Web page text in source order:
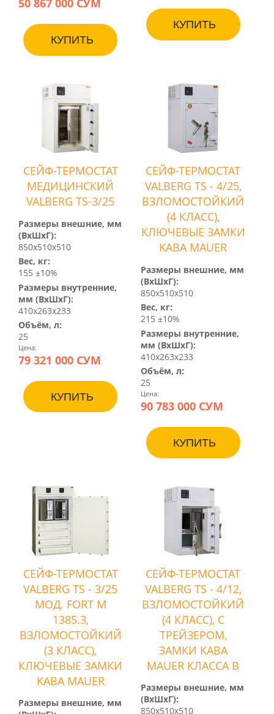
КУПИТЬ
КУПИТЬ
СЕЙФ-ТЕРМОСТАТ
МЕДИЦИНСКИЙ
VALBERG TS-3/25
Размеры внешние, мм
(ВхШхГ):
850x510x510
Вес, кг:
155 ±10%
Размеры внутренние,
мм (ВхШхГ):
410x263x233
Объём, л:
25
Цена:
79 321 000 СУМ
КУПИТЬ
СЕЙФ-ТЕРМОСТАТ
VALBERG TS - 4/25,
ВЗЛОМОСТОЙКИЙ
(4 КЛАСС),
КЛЮЧЕВЫЕ ЗАМКИ
KABA MAUER
Размеры внешние, мм
(ВхШхГ):
850x510x510
Вес, кг:
215 ±10%
Размеры внутренние,
мм (ВхШхГ):
410x263x233
Объём, л:
25
Цена:
90 783 000 СУМ
КУПИТЬ
СЕЙФ-ТЕРМОСТАТ
VALBERG TS - 3/25
МОД. FORT М
1385.3,
ВЗЛОМОСТОЙКИЙ
(3 КЛАСС),
КЛЮЧЕВЫЕ ЗАМКИ
KABA MAUER
Размеры внешние, мм
СЕЙФ-ТЕРМОСТАТ
VALBERG TS - 4/12,
ВЗЛОМОСТОЙКИЙ
(4 КЛАСС), С
ТРЕЙЗЕРОМ,
ЗАМКИ KABA
MAUER КЛАССА B
Размеры внешние, мм
(ВхШхГ):
850x510x510